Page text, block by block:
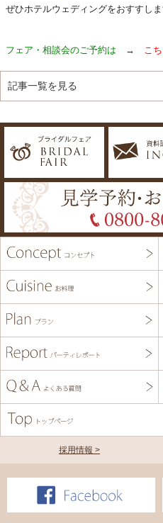
ぜひホテルウェディングをおすすしま
フェア・相談会のご予約は → こ
記事一覧を見る
採用情報 >